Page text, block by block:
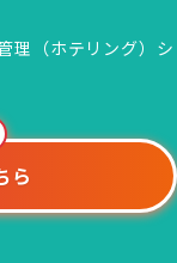
理（ホテリング）シ
ら